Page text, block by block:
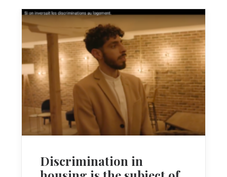
Discrimination in